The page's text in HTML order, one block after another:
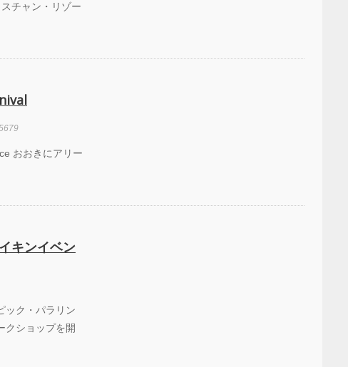
チャン・リゾー
おおきにアリー
キンイベン
ック・パラリン
クショップを開